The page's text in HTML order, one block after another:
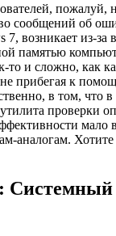
пожалуй,
сообщений об
7, возникает из-за
памятью
то и сложно, как
прибегая к
в том, что
проверки
мало
аналогам. Хотите